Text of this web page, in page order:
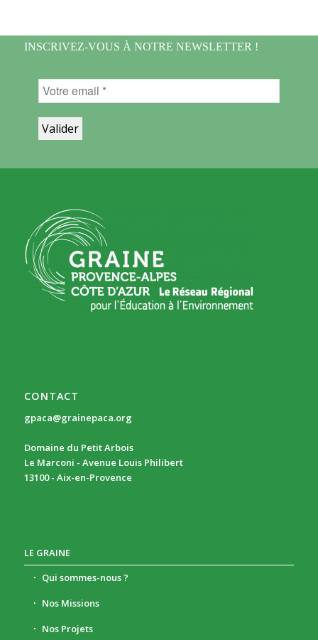
INSCRIVEZ-VOUS À NOTRE NEWSLETTER !
CONTACT
gpaca@grainepaca.org
Domaine du Petit Arbois
Le Marconi - Avenue Louis Philibert
13100 - Aix-en-Provence
LE GRAINE
Qui sommes-nous ?
Nos Missions
Nos Projets